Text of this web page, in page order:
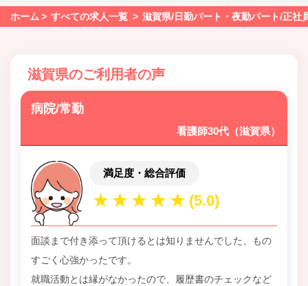
ホーム すべての求人一覧 滋賀県/日勤パート・夜勤パート/正社
滋賀県のご利用者の声
病院/常勤
看護師30代（滋賀県）
満足度・総合評価
面談まで付き添って頂けるとは知りませんでした、もの
すごく心強かったです。
就職活動とは縁がなかったので、履歴書のチェックなど